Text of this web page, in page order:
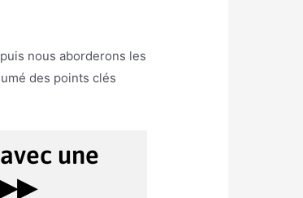
nous aborderons les
des points clés
une
▶︎▶︎